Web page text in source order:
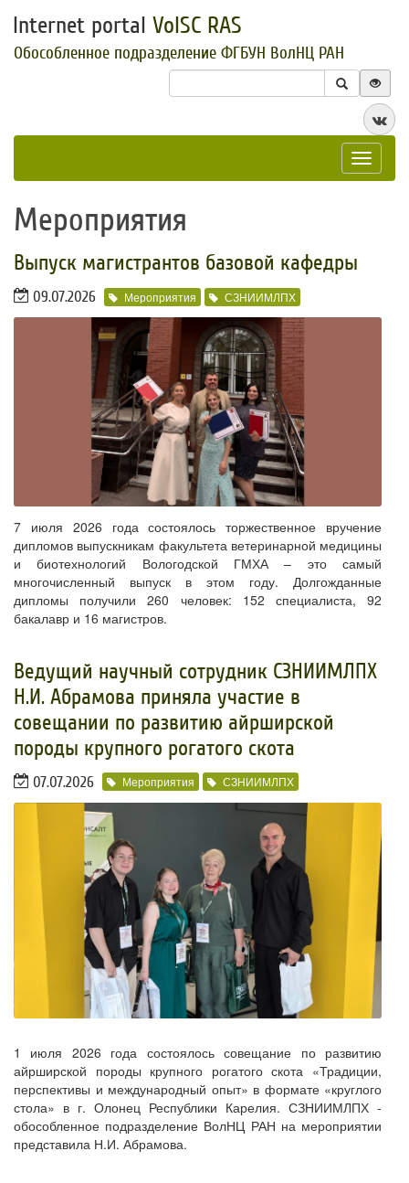
Internet portal VolSC RAS
Обособленное подразделение ФГБУН ВолНЦ РАН
Toggle
Мероприятия
​Выпуск магистрантов базовой кафедры
09.07.2026 Мероприятия СЗНИИМЛПХ
7 июля 2026 года состоялось торжественное вручение
дипломов выпускникам факультета ветеринарной медицины
и биотехнологий Вологодской ГМХА – это самый
многочисленный выпуск в этом году. Долгожданные
дипломы получили 260 человек: 152 специалиста, 92
бакалавр и 16 магистров.
​Ведущий научный сотрудник СЗНИИМЛПХ
Н.И. Абрамова приняла участие в
совещании по развитию айрширской
породы крупного рогатого скота
07.07.2026 Мероприятия СЗНИИМЛПХ
1 июля 2026 года состоялось совещание по развитию
айрширской породы крупного рогатого скота «Традиции,
перспективы и международный опыт» в формате «круглого
стола» в г. Олонец Республики Карелия. СЗНИИМЛПХ -
обособленное подразделение ВолНЦ РАН на мероприятии
представила Н.И. Абрамова.